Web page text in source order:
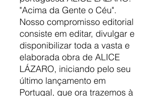
"Acima da Gente o Céu".
Nosso compromisso editorial
consiste em editar, divulgar e
disponibilizar toda a vasta e
elaborada obra de ALICE
LÁZARO, iniciando pelo seu
último lançamento em
Portugal, que ora trazemos à